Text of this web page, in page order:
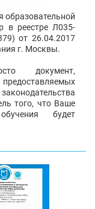
образовательной
в реестре Л035-
от 26.04.2017
г. Москвы.
документ,
того, что Ваше
будет